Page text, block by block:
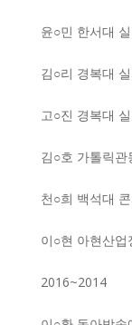
윤○민 한서대
김○리 경복대
고○진 경복대
김○호 가톨릭관
천○희 백석대
이○현 아현산업
2016~2014